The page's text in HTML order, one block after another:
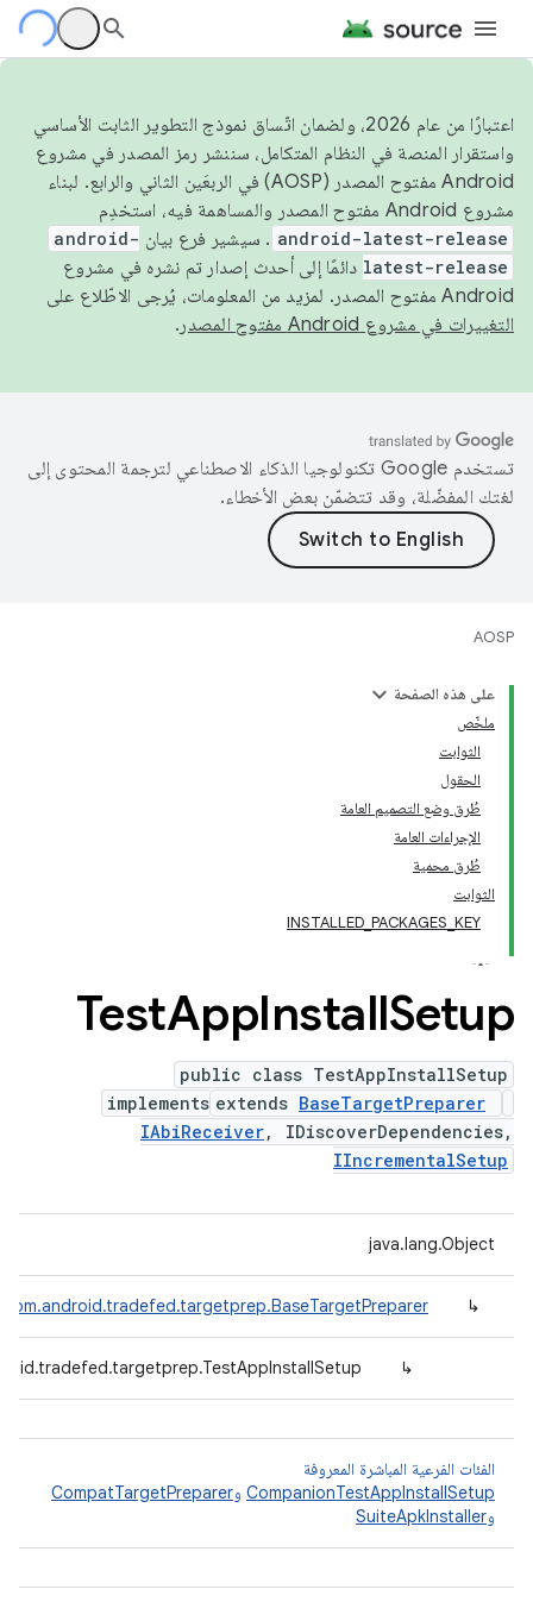
اعتبارًا من عام 2026، ولضمان اتّساق نموذج التطوير الثابت الأساسي
واستقرار المنصة في النظام المتكامل، سننشر رمز المصدر في مشروع
Android مفتوح المصدر (AOSP) في الربعَين الثاني والرابع. لبناء
مشروع Android مفتوح المصدر والمساهمة فيه، استخدِم
android-latest-release . سيشير فرع بيان android-
latest-release دائمًا إلى أحدث إصدار تم نشره في مشروع
Android مفتوح المصدر. لمزيد من المعلومات، يُرجى الاطّلاع على
التغييرات في مشروع Android مفتوح المصدر
.
تستخدم Google تكنولوجيا الذكاء الاصطناعي لترجمة المحتوى إلى
لغتك المفضّلة، وقد تتضمّن بعض الأخطاء.
AOSP
على هذه الصفحة
ملخّص
الثوابت
الحقول
طُرق وضع التصميم العامة
الإجراءات العامة
طُرق محمية
الثوابت
INSTALLED_PACKAGES_KEY
TestAppInstallSetup
public class TestAppInstallSetup
extends BaseTargetPreparer
implements
IAbiReceiver, IDiscoverDependencies,
IIncrementalSetup
java.lang.Object
↳
com.android.tradefed.targetprep.BaseTargetPreparer
↳
الفئات الفرعية المباشرة المعروفة
CompanionTestAppInstallSetup وCompatTargetPreparer
وSuiteApkInstaller